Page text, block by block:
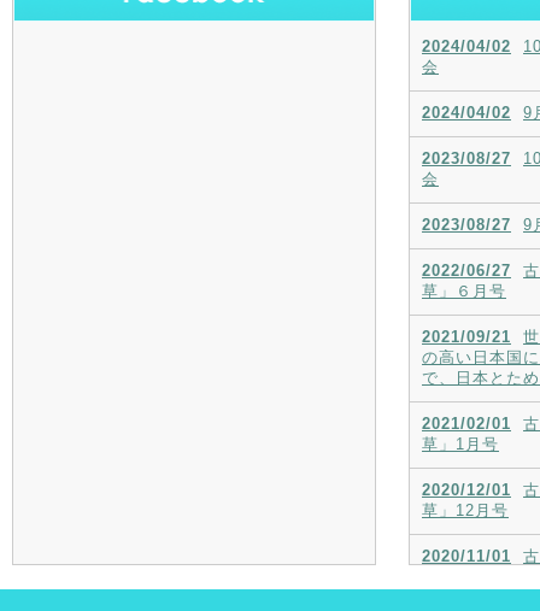
2024/04/02
会
2024/04/02 9
2023/08/27
会
2023/08/27 9
2022/06/27
草」６月号
2021/09/21
の高い日本国
で、日本とた
2021/02/01
草」1月号
2020/12/01
草」12月号
2020/11/01